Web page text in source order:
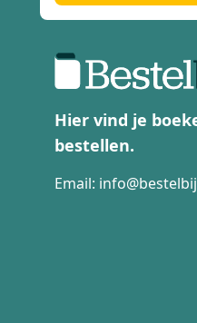
Hier vind je
bestellen.
Email: